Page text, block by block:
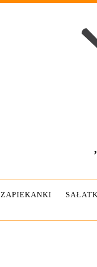
ZAPIEKANKI